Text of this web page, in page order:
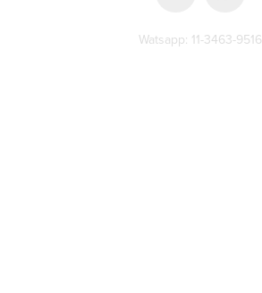
Watsapp: 11-3463-9516